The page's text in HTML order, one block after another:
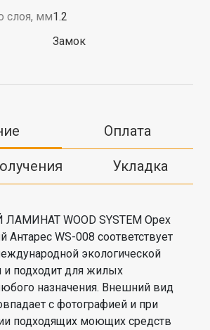
слоя, мм1.2
Замок
Оплата
Укладка
WOOD SYSTEM Орех
Антарес WS-008 соответствует
экологической
и подходит для жилых
назначения. Внешний вид
с фотографией и при
подходящих моющих средств